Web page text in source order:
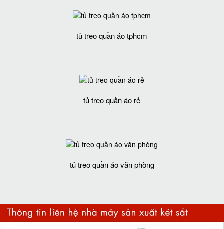
tủ treo quần áo tphcm
tủ treo quần áo rẻ
tủ treo quần áo văn phòng